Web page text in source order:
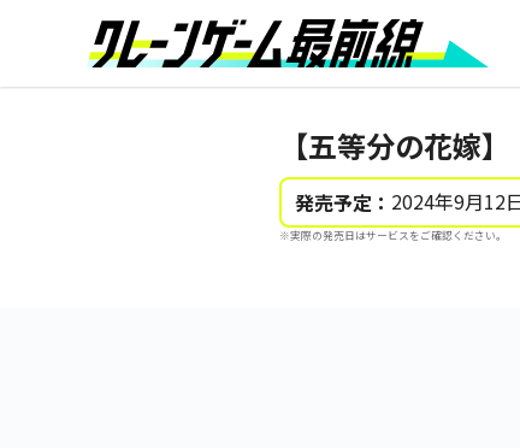
【五等分の花嫁
発売予定： 2024年9月12
※実際の発売日はサービスをご確認ください。